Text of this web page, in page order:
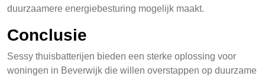
duurzaamere energiebesturing mogelijk maakt.
Conclusie
Sessy thuisbatterijen bieden een sterke oplossing voor
woningen in Beverwijk die willen overstappen op duurzame